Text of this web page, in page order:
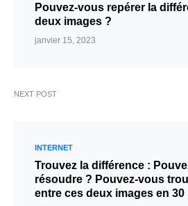
Pouvez-vous repérer la
deux images ?
janvier 15, 2023
NEXT POST
INTERNET
Trouvez la différence :
résoudre ? Pouvez-vous
entre ces deux images en